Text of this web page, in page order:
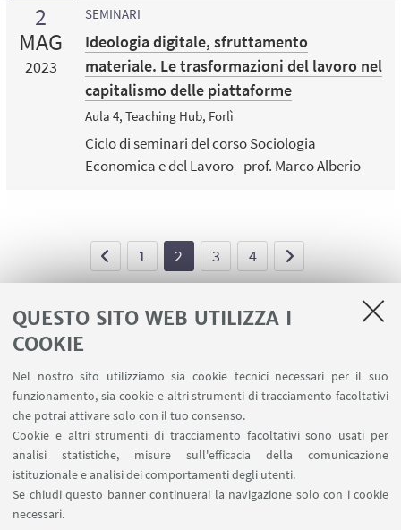
QUESTO SITO WEB UTILIZZA I
COOKIE
Nel nostro sito utilizziamo sia cookie tecnici necessari per il suo
funzionamento, sia cookie e altri strumenti di tracciamento facoltativi
che potrai attivare solo con il tuo consenso.
Cookie e altri strumenti di tracciamento facoltativi sono usati per
analisi statistiche, misure sull'efficacia della comunicazione
istituzionale e analisi dei comportamenti degli utenti.
Se chiudi questo banner continuerai la navigazione solo con i cookie
necessari.
2
MAG
2023
SEMINARI
Ideologia digitale, sfruttamento
materiale. Le trasformazioni del lavoro nel
capitalismo delle piattaforme
Aula 4, Teaching Hub, Forlì
Ciclo di seminari del corso Sociologia
Economica e del Lavoro - prof. Marco Alberio
1 2 3 4
Contatti
Area riservata
SEGUI IL DIPARTIMENTO SU: